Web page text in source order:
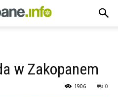
w Zakopanem
0
1906